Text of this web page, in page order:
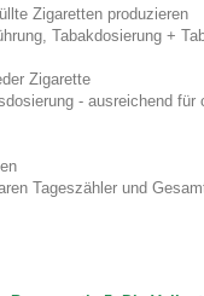
Zigaretten produzieren
Tabakdosierung +
Zigarette
- ausreichend für
Tageszähler und